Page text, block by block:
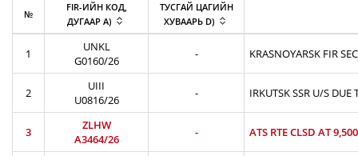
№
FIR-ИЙН КОД,
ДУГААР A)
ТУСГАЙ ЦАГИЙН
ХУВААРЬ D)
1
UNKL
G0160/26
- KRASNOYARSK FIR
2
UIII
U0816/26
- IRKUTSK SSR U/S DUE
3
ZLHW
A3464/26
- ATS RTE CLSD AT